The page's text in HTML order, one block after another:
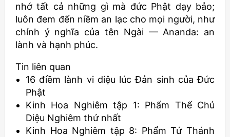
nhớ tất cả những gì mà đức Phật dạy bảo;
luôn đem đến niềm an lạc cho mọi người, như
chính ý nghĩa của tên Ngài — Ananda: an
lành và hạnh phúc.
Tin liên quan
16 điềm lành vi diệu lúc Đản sinh của Đức
Phật
Kinh Hoa Nghiêm tập 1: Phẩm Thế Chủ
Diệu Nghiêm thứ nhất
Kinh Hoa Nghiêm tập 8: Phẩm Tứ Thánh